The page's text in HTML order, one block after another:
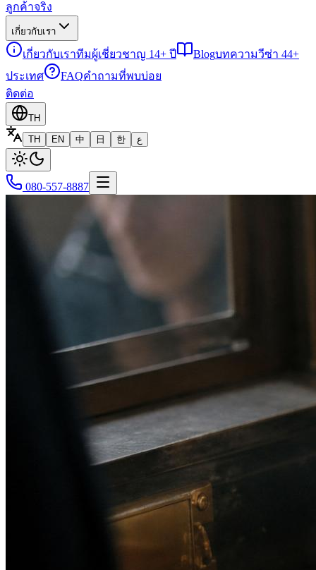
ลูกค้าจริง
เกี่ยวกับเรา
เกี่ยวกับเราทีมผู้เชี่ยวชาญ 14+ ปี Blogบทความวีซ่า 44+
ประเทศ
FAQคำถามที่พบบ่อย
ติดต่อ
TH
TH
EN 中 日 한 ع
080-557-8887